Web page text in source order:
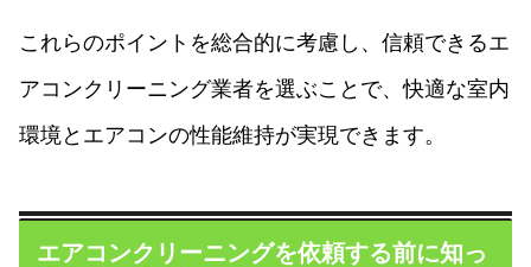
これらのポイントを総合的に考慮し、信頼できるエ
アコンクリーニング業者を選ぶことで、快適な室内
環境とエアコンの性能維持が実現できます。
エアコンクリーニングを依頼する前に知っ